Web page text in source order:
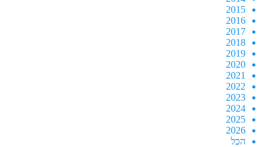
2015
2016
2017
2018
2019
2020
2021
2022
2023
2024
2025
2026
הכל